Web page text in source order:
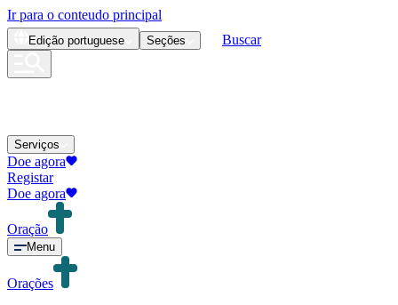
Ir para o conteudo principal
Edição portuguese Seções Buscar
Serviços
Doe agora
Registar
Doe agora
Oração
Menu
Orações